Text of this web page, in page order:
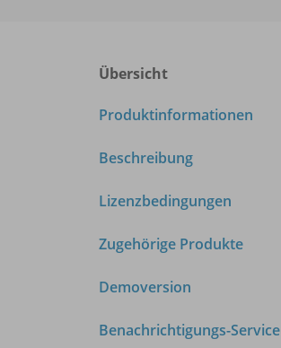
Übersicht
Produktinformationen
Beschreibung
Lizenzbedingungen
Zugehörige Produkte
Demoversion
Benachrichtigungs-Service